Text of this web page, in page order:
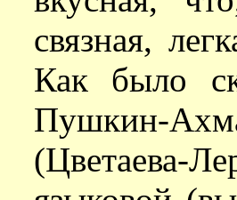
связная,
Как было
Пушкин-
(Цветаева-